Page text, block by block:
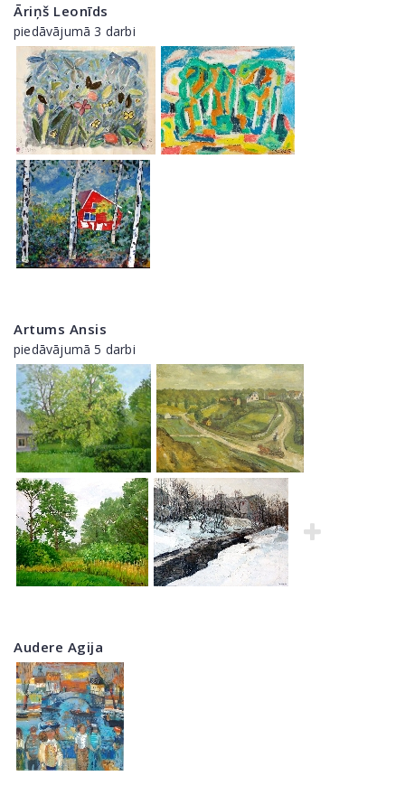
Āriņš Leonīds
piedāvājumā 3 darbi
Artums Ansis
piedāvājumā 5 darbi
Audere Agija